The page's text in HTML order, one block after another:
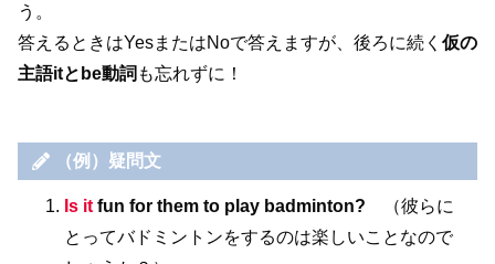
う。
答えるときはYesまたはNoで答えますが、後ろに続く 仮の
主語itとbe動詞 も忘れずに！
（例）疑問文
Is itfun for them to play badminton? （彼らに
とってバドミントンをするのは楽しいことなので